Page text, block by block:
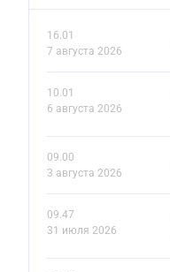
16.01
7 августа 2026
10.01
6 августа 2026
09.00
3 августа 2026
09.47
31 июля 2026